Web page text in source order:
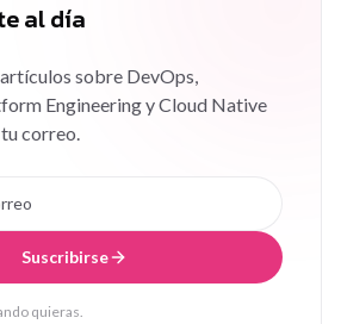
al día
sobre DevOps,
Engineering y Cloud Native
correo.
Suscribirse
quieras.